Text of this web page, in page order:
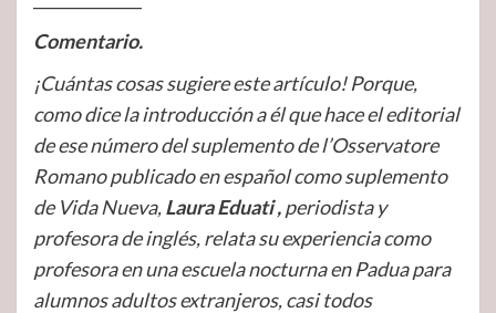
Comentario.
¡Cuántas cosas sugiere este artículo! Porque,
como dice la introducción a él que hace el editorial
de ese número del suplemento de l’Osservatore
Romano publicado en español como suplemento
de Vida Nueva,Laura Eduati ,periodista y
profesora de inglés, relata su experiencia como
profesora en una escuela nocturna en Padua para
alumnos adultos extranjeros, casi todos